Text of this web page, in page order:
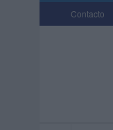
Contacto